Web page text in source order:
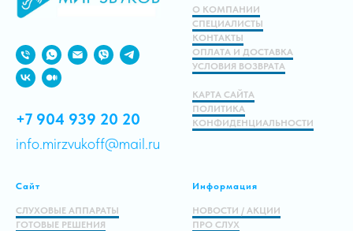
+7 904 939 20 20
info.mirzvukoff@mail.ru
О КОМПАНИИ
СПЕЦИАЛИСТЫ
КОНТАКТЫ
ОПЛАТА И ДОСТАВКА
УСЛОВИЯ ВОЗВРАТА
КАРТА САЙТА
ПОЛИТИКА
КОНФИДЕНЦИАЛЬНОСТИ
Сайт
СЛУХОВЫЕ АППАРАТЫ
ГОТОВЫЕ РЕШЕНИЯ
Информация
НОВОСТИ / АКЦИИ
ПРО СЛУХ